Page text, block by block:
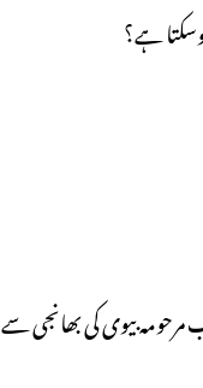
ہے؟
مرحومہ بیوی کی بھانجی سے